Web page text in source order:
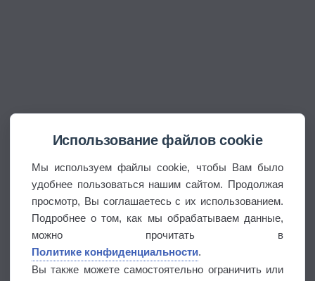
Использование файлов cookie
Мы используем файлы cookie, чтобы Вам было
удобнее пользоваться нашим сайтом. Продолжая
просмотр, Вы соглашаетесь с их использованием.
Подробнее о том, как мы обрабатываем данные,
можно прочитать в
Политике конфиденциальности.
Вы также можете самостоятельно ограничить или